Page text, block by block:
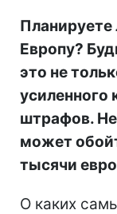
Планируете
Европу?
это не
усиленного
штрафов.
может
тысячи
О каких